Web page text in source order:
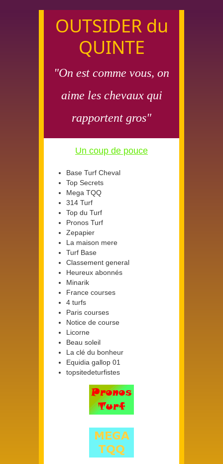
OUTSIDER du
QUINTE
"On est comme vous, on
aime les chevaux qui
rapportent gros"
Un coup de pouce
Base Turf Cheval
Top Secrets
Mega TQQ
314 Turf
Top du Turf
Pronos Turf
Zepapier
La maison mere
Turf Base
Classement general
Heureux abonnés
Minarik
France courses
4 turfs
Paris courses
Notice de course
Licorne
Beau soleil
La clé du bonheur
Equidia gallop 01
topsitedeturfistes